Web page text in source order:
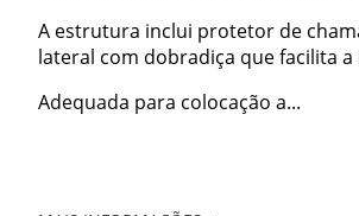
A estrutura inclui protetor de
lateral com dobradiça que facilita a
Adequada para colocação a...